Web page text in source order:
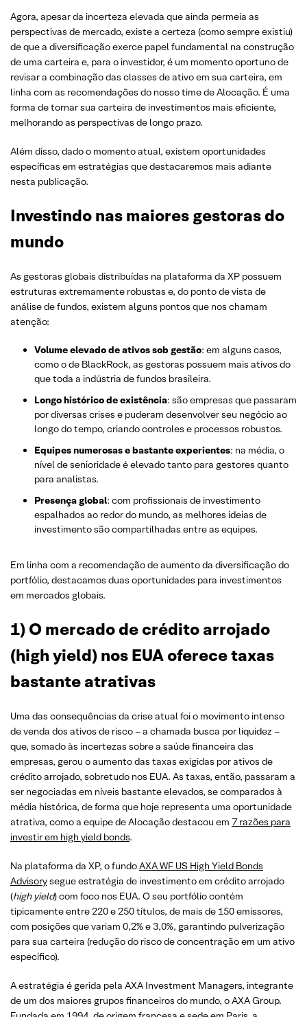
Agora, apesar da incerteza elevada que ainda permeia as
perspectivas de mercado, existe a certeza (como sempre existiu)
de que a diversificação exerce papel fundamental na construção
de uma carteira e, para o investidor, é um momento oportuno de
revisar a combinação das classes de ativo em sua carteira, em
linha com as recomendações do nosso time de Alocação. É uma
forma de tornar sua carteira de investimentos mais eficiente,
melhorando as perspectivas de longo prazo.
Além disso, dado o momento atual, existem oportunidades
específicas em estratégias que destacaremos mais adiante
nesta publicação.
Investindo nas maiores gestoras do
mundo
As gestoras globais distribuídas na plataforma da XP possuem
estruturas extremamente robustas e, do ponto de vista de
análise de fundos, existem alguns pontos que nos chamam
atenção:
Volume elevado de ativos sob gestão: em alguns casos,
como o de BlackRock, as gestoras possuem mais ativos do
que toda a indústria de fundos brasileira.
Longo histórico de existência: são empresas que passaram
por diversas crises e puderam desenvolver seu negócio ao
longo do tempo, criando controles e processos robustos.
Equipes numerosas e bastante experientes: na média, o
nível de senioridade é elevado tanto para gestores quanto
para analistas.
Presença global: com profissionais de investimento
espalhados ao redor do mundo, as melhores ideias de
investimento são compartilhadas entre as equipes.
Em linha com a recomendação de aumento da diversificação do
portfólio, destacamos duas oportunidades para investimentos
em mercados globais.
1)O mercado de crédito arrojado
(high yield) nos EUA oferece taxas
bastante atrativas
Uma das consequências da crise atual foi o movimento intenso
de venda dos ativos de risco – a chamada busca por liquidez –
que, somado às incertezas sobre a saúde financeira das
empresas, gerou o aumento das taxas exigidas por ativos de
crédito arrojado, sobretudo nos EUA. As taxas, então, passaram a
ser negociadas em níveis bastante elevados, se comparados à
média histórica, de forma que hoje representa uma oportunidade
atrativa, como a equipe de Alocação destacou em 7 razões para
investir em high yield bonds.
Na plataforma da XP, o fundoAXA WF US High Yield Bonds
Advisorysegue estratégia de investimento em crédito arrojado
(high yield) com foco nos EUA. O seu portfólio contém
tipicamente entre 220 e 250 títulos, de mais de 150 emissores,
com posições que variam 0,2% e 3,0%, garantindo pulverização
para sua carteira (redução do risco de concentração em um ativo
específico).
A estratégia é gerida pela AXA Investment Managers, integrante
de um dos maiores grupos financeiros do mundo, o AXA Group.